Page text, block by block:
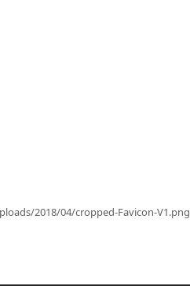
2018/04/cropped-Favicon-V1.png